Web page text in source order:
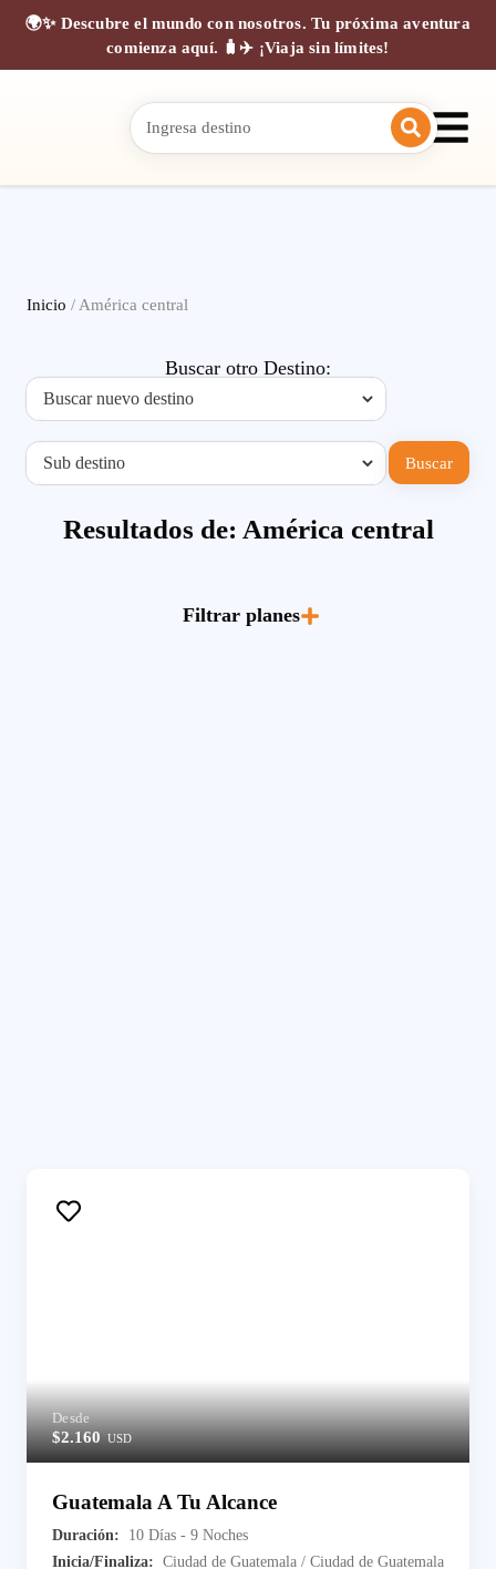
🌍✨ Descubre el mundo con nosotros. Tu próxima aventura
comienza aquí. 🧳✈️ ¡Viaja sin límites!
Inicio / América central
Buscar otro Destino:
Buscar
Resultados de: América central
Filtrar planes
Desde
$2.160USD
Guatemala A Tu Alcance
Duración:
10 Días - 9 Noches
Inicia/Finaliza: Ciudad de Guatemala / Ciudad de Guatemala